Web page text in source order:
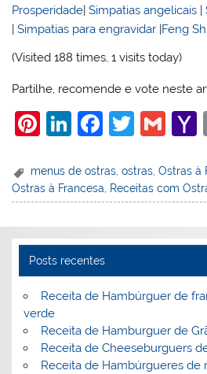
Prosperidade|Simpatias angelicais |
|Simpatias para engravidar |Feng
(Visited 188 times, 1 visits today)
Partilhe, recomende e vote neste
Pi
er
e
st
Li
k
e
n
F
c
e
o
o
k
T
itt
er
G
ai
l
l
menus de ostras,ostras,Ostras à
Ostras à Francesa
Receitas com
Posts recentes
Receita de Hambúrguer de
verde
Receita de Hamburguer de
Receita de Cheeseburguers
Receita de Hambúrgueres de